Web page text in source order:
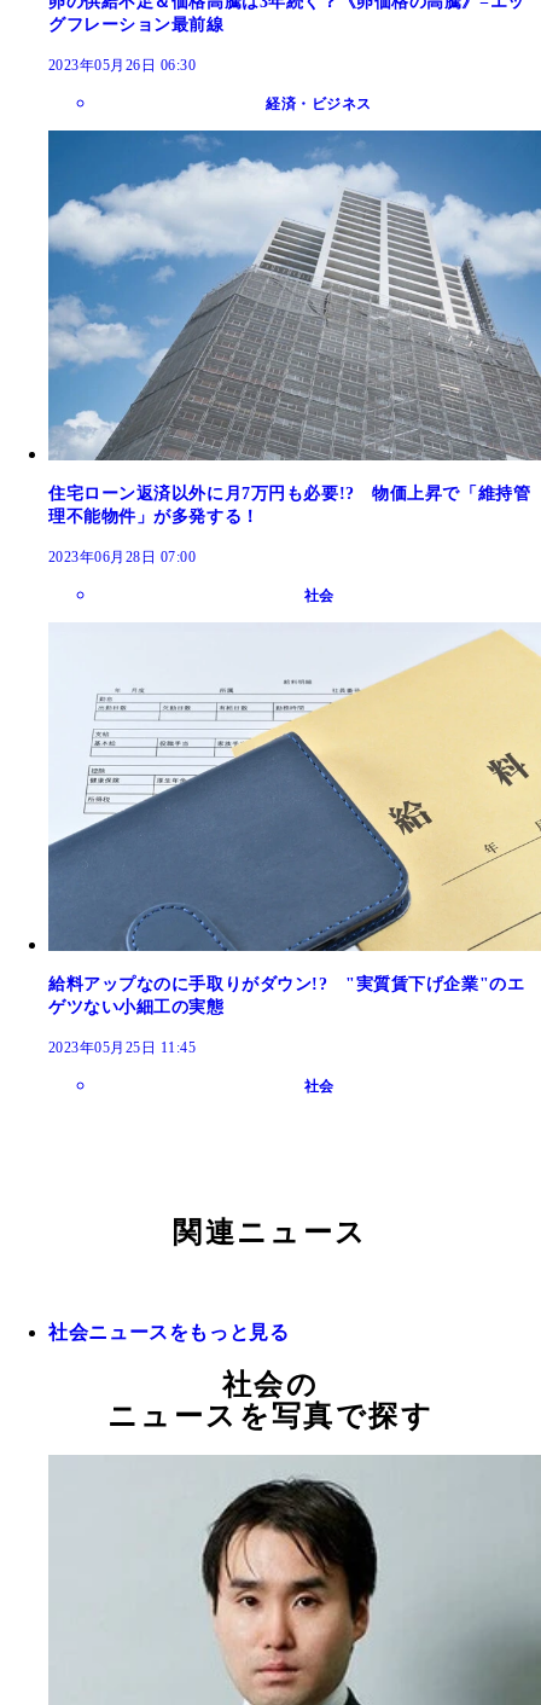
グフレーション最前線
2023年05月26日 06:30
経済・ビジネス
住宅ローン返済以外に月7万円も必要!? 物価上昇で「維持管
理不能物件」が多発する！
2023年06月28日 07:00
社会
給料アップなのに手取りがダウン!? "実質賃下げ企業"のエ
ゲツない小細工の実態
2023年05月25日 11:45
社会
関連ニュース
社会ニュースをもっと見る
社会の
ニュースを写真で探す